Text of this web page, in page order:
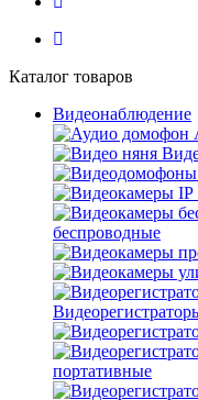
Каталог товаров
Видеонаблюдение
беспроводные
портативные